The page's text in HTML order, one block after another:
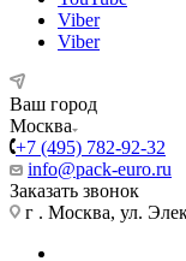
Viber
Viber
Ваш город
Москва
+7 (495) 782-92-32
info@pack-euro.ru
Заказать звонок
г . Москва, ул.